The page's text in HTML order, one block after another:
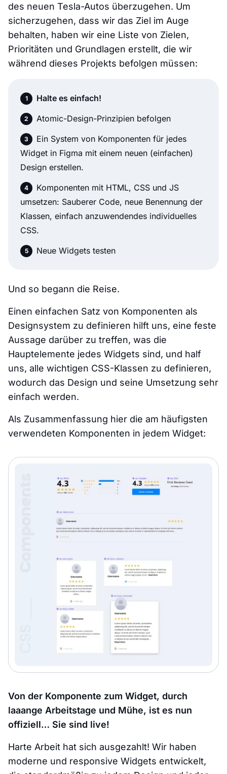
des neuen Tesla-Autos überzugehen. Um
sicherzugehen, dass wir das Ziel im Auge
behalten, haben wir eine Liste von Zielen,
Prioritäten und Grundlagen erstellt, die wir
während dieses Projekts befolgen müssen:
Halte es einfach!
Atomic-Design-Prinzipien befolgen
Ein System von Komponenten für jedes
Widget in Figma mit einem neuen (einfachen)
Design erstellen.
Komponenten mit HTML, CSS und JS
umsetzen: Sauberer Code, neue Benennung der
Klassen, einfach anzuwendendes individuelles
CSS.
Neue Widgets testen
Und so begann die Reise.
Einen einfachen Satz von Komponenten als
Designsystem zu definieren hilft uns, eine feste
Aussage darüber zu treffen, was die
Hauptelemente jedes Widgets sind, und half
uns, alle wichtigen CSS-Klassen zu definieren,
wodurch das Design und seine Umsetzung sehr
einfach werden.
Als Zusammenfassung hier die am häufigsten
verwendeten Komponenten in jedem Widget:
Von der Komponente zum Widget, durch
laaange Arbeitstage und Mühe, ist es nun
offiziell… Sie sind live!
Harte Arbeit hat sich ausgezahlt! Wir haben
moderne und responsive Widgets entwickelt,